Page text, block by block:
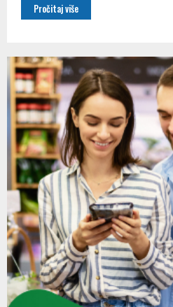
Pročitaj više